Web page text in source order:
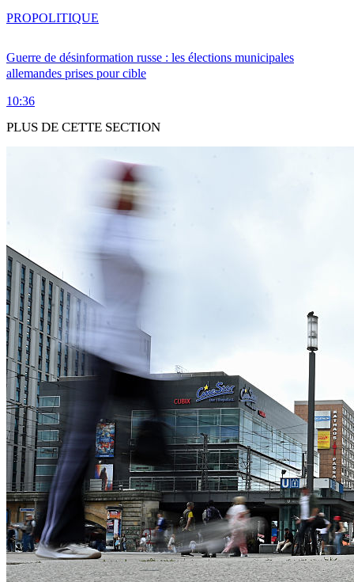
Guerre de désinformation russe : les élections municipales
allemandes prises pour cible
10:36
PROPOLITIQUE
PLUS DE CETTE SECTION